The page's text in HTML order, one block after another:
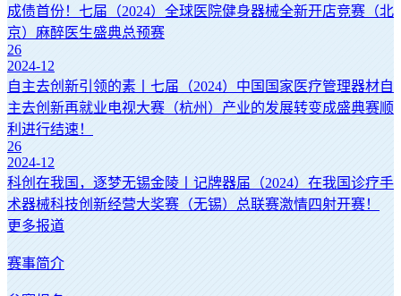
成债首份！七届（2024）全球医院健身器械全新开店竞赛（北
京）麻醉医生盛典总预赛
26
2024-12
自主去创新引领的素丨七届（2024）中国国家医疗管理器材自
主去创新再就业电视大赛（杭州）产业的发展转变成盛典赛顺
利进行结速！
26
2024-12
科创在我国，逐梦无锡金陵丨记牌器届（2024）在我国诊疗手
术器械科技创新经营大奖赛（无锡）总联赛激情四射开赛！
更多报道
赛事简介